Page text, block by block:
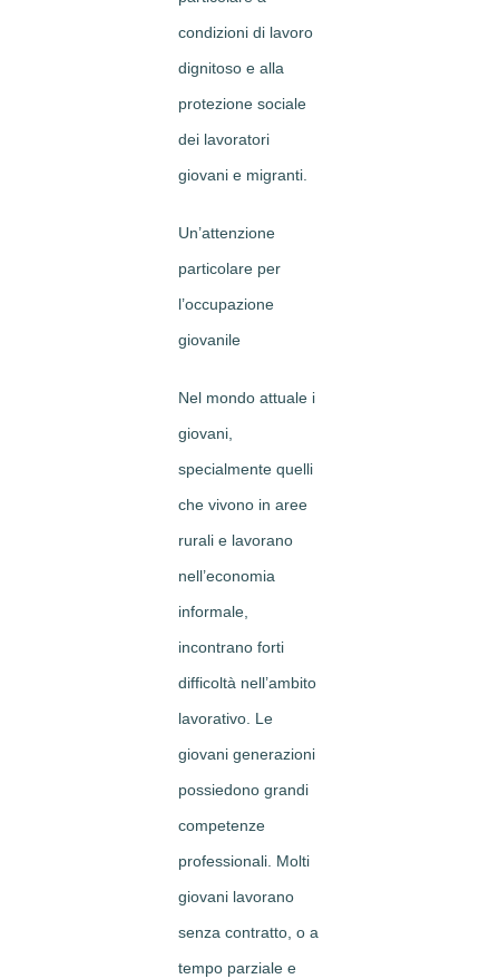
condizioni di lavoro
dignitoso e alla
protezione sociale
dei lavoratori
giovani e migranti.
Un’attenzione
particolare per
l’occupazione
giovanile
Nel mondo attuale i
giovani,
specialmente quelli
che vivono in aree
rurali e lavorano
nell’economia
informale,
incontrano forti
difficoltà nell’ambito
lavorativo. Le
giovani generazioni
possiedono grandi
competenze
professionali. Molti
giovani lavorano
senza contratto, o a
tempo parziale e